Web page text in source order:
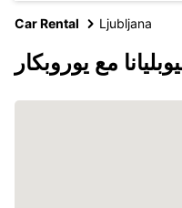
Car Rental Ljubljana
مع يوروبكار